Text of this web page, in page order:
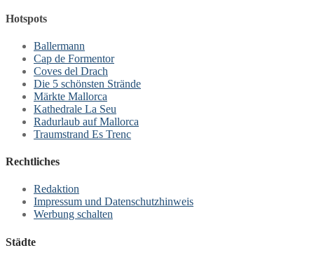
Hotspots
Ballermann
Cap de Formentor
Coves del Drach
Die 5 schönsten Strände
Märkte Mallorca
Kathedrale La Seu
Radurlaub auf Mallorca
Traumstrand Es Trenc
Rechtliches
Redaktion
Impressum und Datenschutzhinweis
Werbung schalten
Städte